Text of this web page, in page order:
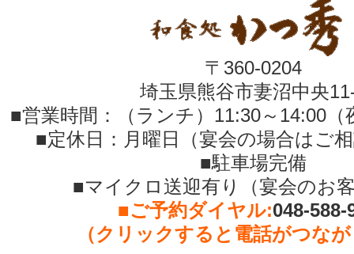
〒360-0204
埼玉県熊谷市妻沼中央
■営業時間：（ランチ）11:30～14:00（
■定休日：月曜日（宴会の場合はご
■駐車場完備
■マイクロ送迎有り（宴会のお
■ご予約ダイヤル:048-588-
（クリックすると電話がつな